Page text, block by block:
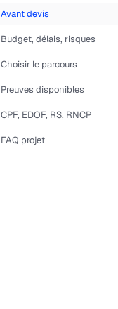
Avant devis
Budget, délais, risques
Choisir le parcours
Preuves disponibles
CPF, EDOF, RS, RNCP
FAQ projet